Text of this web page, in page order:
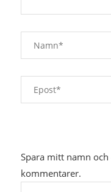
Spara mitt namn
kommentarer.